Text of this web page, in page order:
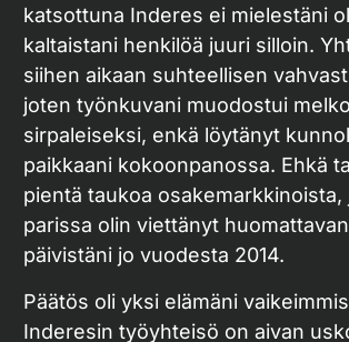
katsottuna Inderes ei mielestäni
kaltaistani henkilöä juuri silloin.
siihen aikaan suhteellisen
joten työnkuvani muodostui melko
sirpaleiseksi, enkä löytänyt
paikkaani kokoonpanossa. Ehkä
pientä taukoa osakemarkkinoista,
parissa olin viettänyt
päivistäni jo vuodesta 2014.
Päätös oli yksi elämäni
Inderesin työyhteisö on aivan